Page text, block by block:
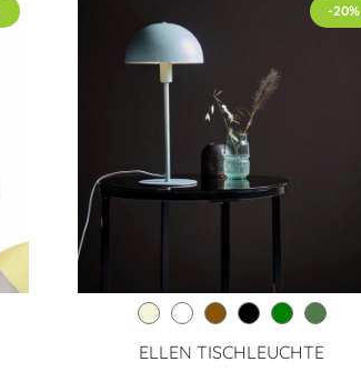
ELLEN TISCHLEUCHTE
-20%